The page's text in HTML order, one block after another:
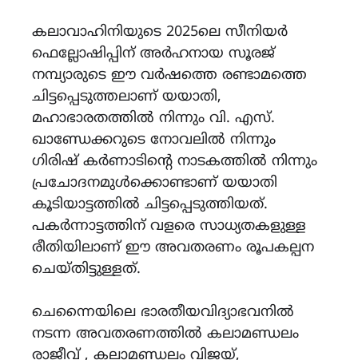
കലാവാഹിനിയുടെ 2025ലെ സീനിയർ
ഫെല്ലോഷിപ്പിന് അർഹനായ സൂരജ്
നമ്പ്യാരുടെ ഈ വർഷത്തെ രണ്ടാമത്തെ
ചിട്ടപ്പെടുത്തലാണ് യയാതി,
മഹാഭാരതത്തിൽ നിന്നും വി. എസ്.
ഖാണ്ഡേക്കറുടെ നോവലിൽ നിന്നും
ഗിരിഷ് കർണാടിൻ്റെ നാടകത്തിൽ നിന്നും
പ്രചോദനമുൾക്കൊണ്ടാണ് യയാതി
കൂടിയാട്ടത്തിൽ ചിട്ടപ്പെടുത്തിയത്.
പകർന്നാട്ടത്തിന് വളരെ സാധ്യതകളുള്ള
രീതിയിലാണ് ഈ അവതരണം രൂപകല്പന
ചെയ്തിട്ടുള്ളത്.
ചെന്നൈയിലെ ഭാരതീയവിദ്യാഭവനിൽ
നടന്ന അവതരണത്തിൽ കലാമണ്ഡലം
രാജീവ് , കലാമണ്ഡലം വിജയ്,